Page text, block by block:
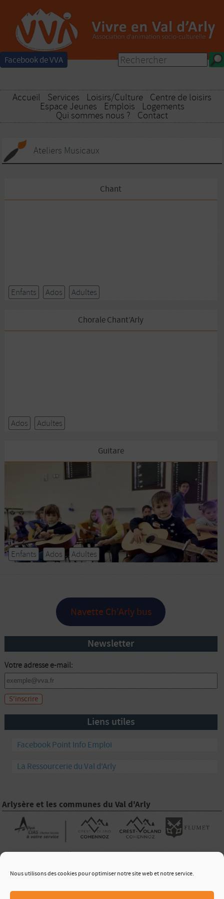
Nous utilisons des cookies pour optimiser notre site web et notre service.
Facebook de VVA
Accueil Services Loisirs/Culture Centre de loisirs
Espace Jeunes Emplois Logements
Qui sommes nous ? Contact
Ateliers Musicaux
Chant
Enfants Ados Adultes
Chorale Chant’Arly
Ados Adultes
Guitare
Enfants Ados Adultes
Navette Ch'Arly bus
Newsletter
Votre adresse e-mail:
Liens utiles
Facebook Point Info Emploi
La Ressourcerie du Val d'Arly
Arlysère et les communes du Val d'Arly
Nous Contacter